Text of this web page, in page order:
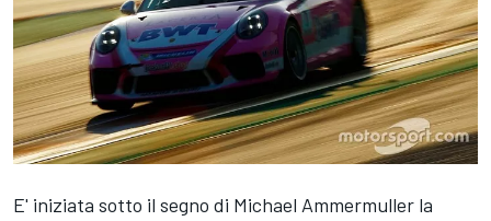
E' iniziata sotto il segno di Michael Ammermuller la